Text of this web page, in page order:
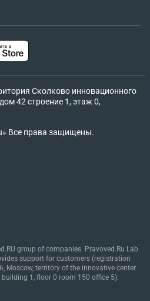
Сколково инновационного
42 строение 1, этаж 0,
Все права защищены.
group of companies. Pravoved.Ru Lab
support for customers (registration
Moscow, territory of the innovative center
1, floor 0 room 150 office 5).